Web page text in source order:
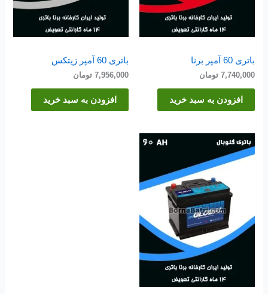
باتری 60 آمپر برنا
7,740,000 تومان
افزودن به سبد خرید
باتری 60 آمپر زیتکس
7,956,000 تومان
افزودن به سبد خرید